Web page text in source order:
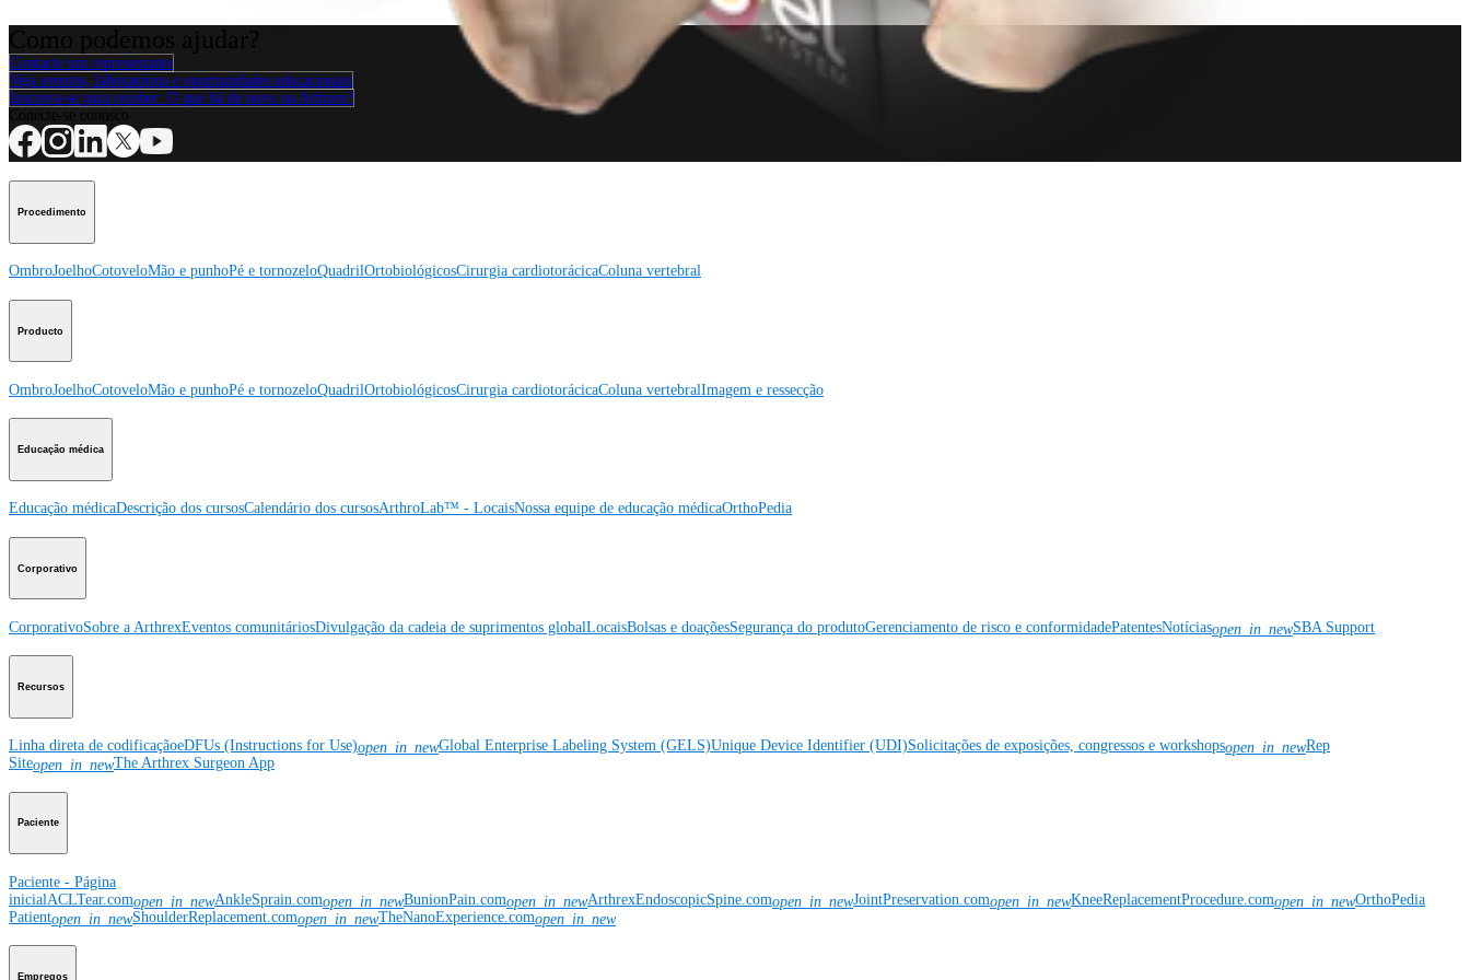
Contacte um representante
Veja eventos, laboratórios e oportunidades educacionais
Inscreva-se para receber: O que há de novo na Arthrex?
Procedimento
OmbroJoelhoCotoveloMão e punhoPé e tornozeloQuadrilOrtobiológicosCirurgia cardiotorácicaColuna vertebral
Producto
OmbroJoelhoCotoveloMão e punhoPé e tornozeloQuadrilOrtobiológicosCirurgia cardiotorácicaColuna vertebralImagem e ressecção
Educação médica
Educação médicaDescrição dos cursosCalendário dos cursosArthroLab™ - LocaisNossa equipe de educação médicaOrthoPedia
Corporativo
CorporativoSobre a ArthrexEventos comunitáriosDivulgação da cadeia de suprimentos globalLocaisBolsas e doaçõesSegurança do produtoGerenciamento de risco e conformidadePatentesNotíciasopen_in_newSBA Support
Recursos
Linha direta de codificaçãoeDFUs (Instructions for Use)open_in_newGlobal Enterprise Labeling System (GELS)Unique Device Identifier (UDI)Solicitações de exposições, congressos e workshopsopen_in_newRep
Siteopen_in_newThe Arthrex Surgeon App
Paciente
Paciente - Página
inicialACLTear.comopen_in_newAnkleSprain.comopen_in_newBunionPain.comopen_in_newArthrexEndoscopicSpine.comopen_in_newJointPreservation.comopen_in_newKneeReplacementProcedure.comopen_in_newOrthoPedia
Patientopen_in_newShoulderReplacement.comopen_in_newTheNanoExperience.comopen_in_new
Empregos